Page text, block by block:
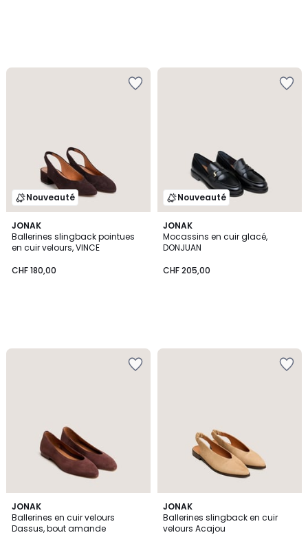
Nouveauté
JONAK
Ballerines slingback pointues
en cuir velours, VINCE
CHF 180,00
Nouveauté
JONAK
Mocassins en cuir glacé,
DONJUAN
CHF 205,00
JONAK
Ballerines en cuir velours
Dassus, bout amande
JONAK
Ballerines slingback en cuir
velours Acajou